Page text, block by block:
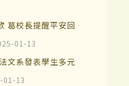
葛校長提醒平安回
01-13
文系發表學生多元
01-13